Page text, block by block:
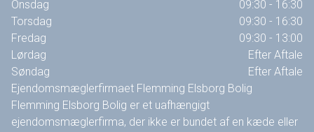
Onsdag
09:30 - 16:30
Torsdag
09:30 - 16:30
Fredag
09:30 - 13:00
Lørdag
Efter Aftale
Søndag
Efter Aftale
Ejendomsmæglerfirmaet Flemming Elsborg Bolig
Flemming Elsborg Bolig er et uafhængigt
ejendomsmæglerfirma, der ikke er bundet af en kæde eller